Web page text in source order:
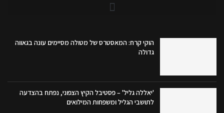
הוקי קרח: המאסטרס של מטולה מסיימים עונה בגאווה
גדולה
'יאללה גליל' – פסטיבל הקיץ הצפוני, נפתח בהצדעה
לתושבי הגליל ומשפחות המילואים